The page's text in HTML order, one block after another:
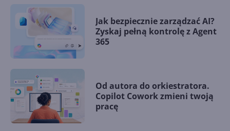
Jak bezpiecznie zarządzać AI?
Zyskaj pełną kontrolę z Agent
365
Od autora do orkiestratora.
Copilot Cowork zmieni twoją
pracę